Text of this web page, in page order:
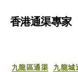
香港通渠專家
九龍區通渠 九龍城